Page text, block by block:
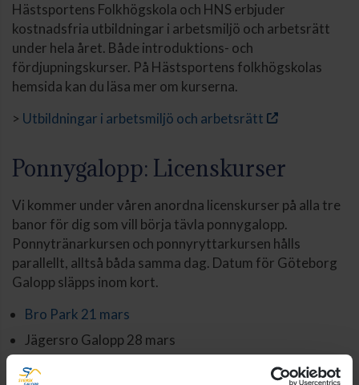
Hästsportens Folkhögskola och HNS erbjuder
kostnadsfria utbildningar i arbetsmiljö och arbetsrätt
under hela året. Både introduktions- och
fördjupningskurser. På Hästsportens folkhögskolas
hemsida kan du läsa mer om kurserna.
> Utbildningar i arbetsmiljö och arbetsrätt
Ponnygalopp: Licenskurser
Vi kommer under våren anordna licenskurser på alla tre
banor för dig som vill börja tävla ponnygalopp.
Ponnytränarkursen och ponnyryttarkursen hålls
parallellt, alltså båda samma dag. Datum för Göteborg
Galopp släpps inom kort.
Bro Park 21 mars
Jägersro Galopp 28 mars
Mer information publiceras i kalendariet inom kort.